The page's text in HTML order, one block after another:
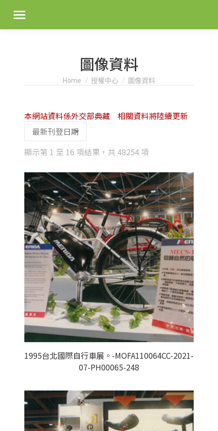
圖像資料
You are here:
Home 授權中心 圖像資料
顯示第 1 至 16 項結果，共 48254 項
latest
本網站資料係外交部典藏 相關資料將陸續更新
1995台北國際自行車展。-MOFA110064CC-2021-
07-PH00065-248